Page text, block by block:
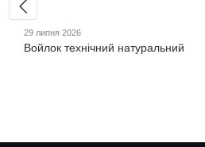
29 липня 2026
Войлок технічний натуральний